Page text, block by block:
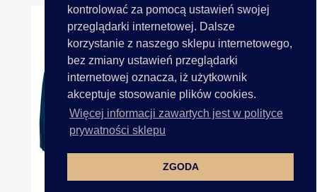
kontrolować za pomocą ustawień swojej
przeglądarki internetowej. Dalsze
korzystanie z naszego sklepu internetowego,
bez zmiany ustawień przeglądarki
internetowej oznacza, iż użytkownik
akceptuje stosowanie plików cookies.
Więcej informacji zawartych jest w polityce
prywatności sklepu
ZGODA